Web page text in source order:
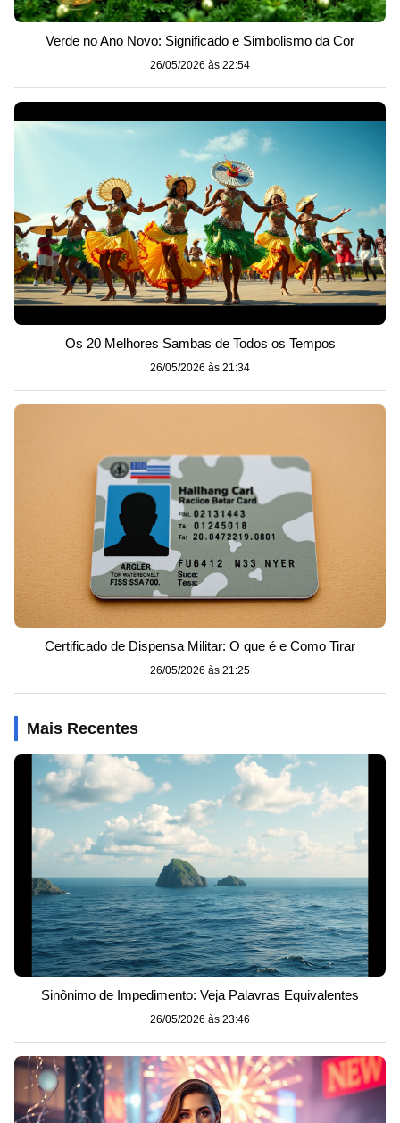
Verde no Ano Novo: Significado e Simbolismo da Cor
26/05/2026 às 22:54
Os 20 Melhores Sambas de Todos os Tempos
26/05/2026 às 21:34
Certificado de Dispensa Militar: O que é e Como Tirar
26/05/2026 às 21:25
Mais Recentes
Sinônimo de Impedimento: Veja Palavras Equivalentes
26/05/2026 às 23:46